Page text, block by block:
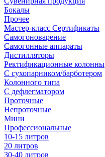
Бокалы
Прочее
Мастер-класс Сертификаты
Самогоноварение
Самогонные аппараты
Дистилляторы
Ректификационные колонны
С сухопарником/барботером
Колонного типа
С дефлегматором
Проточные
Непроточные
Мини
Профессиональные
10-15 литров
20 литров
30-40 литров